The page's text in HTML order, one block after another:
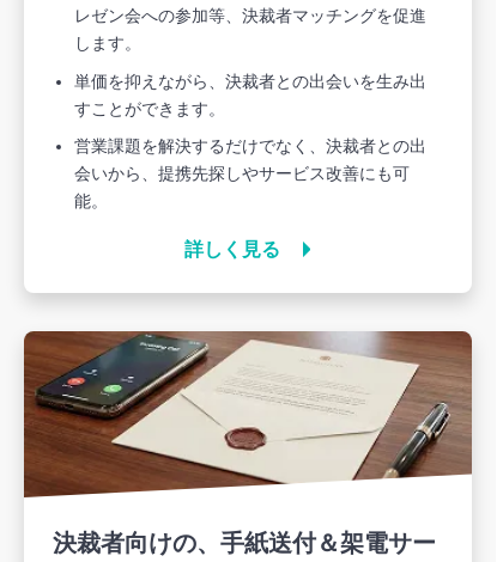
レゼン会への参加等、決裁者マッチングを促進
します。
単価を抑えながら、決裁者との出会いを生み出
すことができます。
営業課題を解決するだけでなく、決裁者との出
会いから、提携先探しやサービス改善にも可
能。
詳しく見る
決裁者向けの、手紙送付＆架電サー